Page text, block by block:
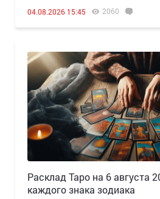
04.08.2026 15:45 2060
Расклад Таро на 6 августа
каждого знака зодиака